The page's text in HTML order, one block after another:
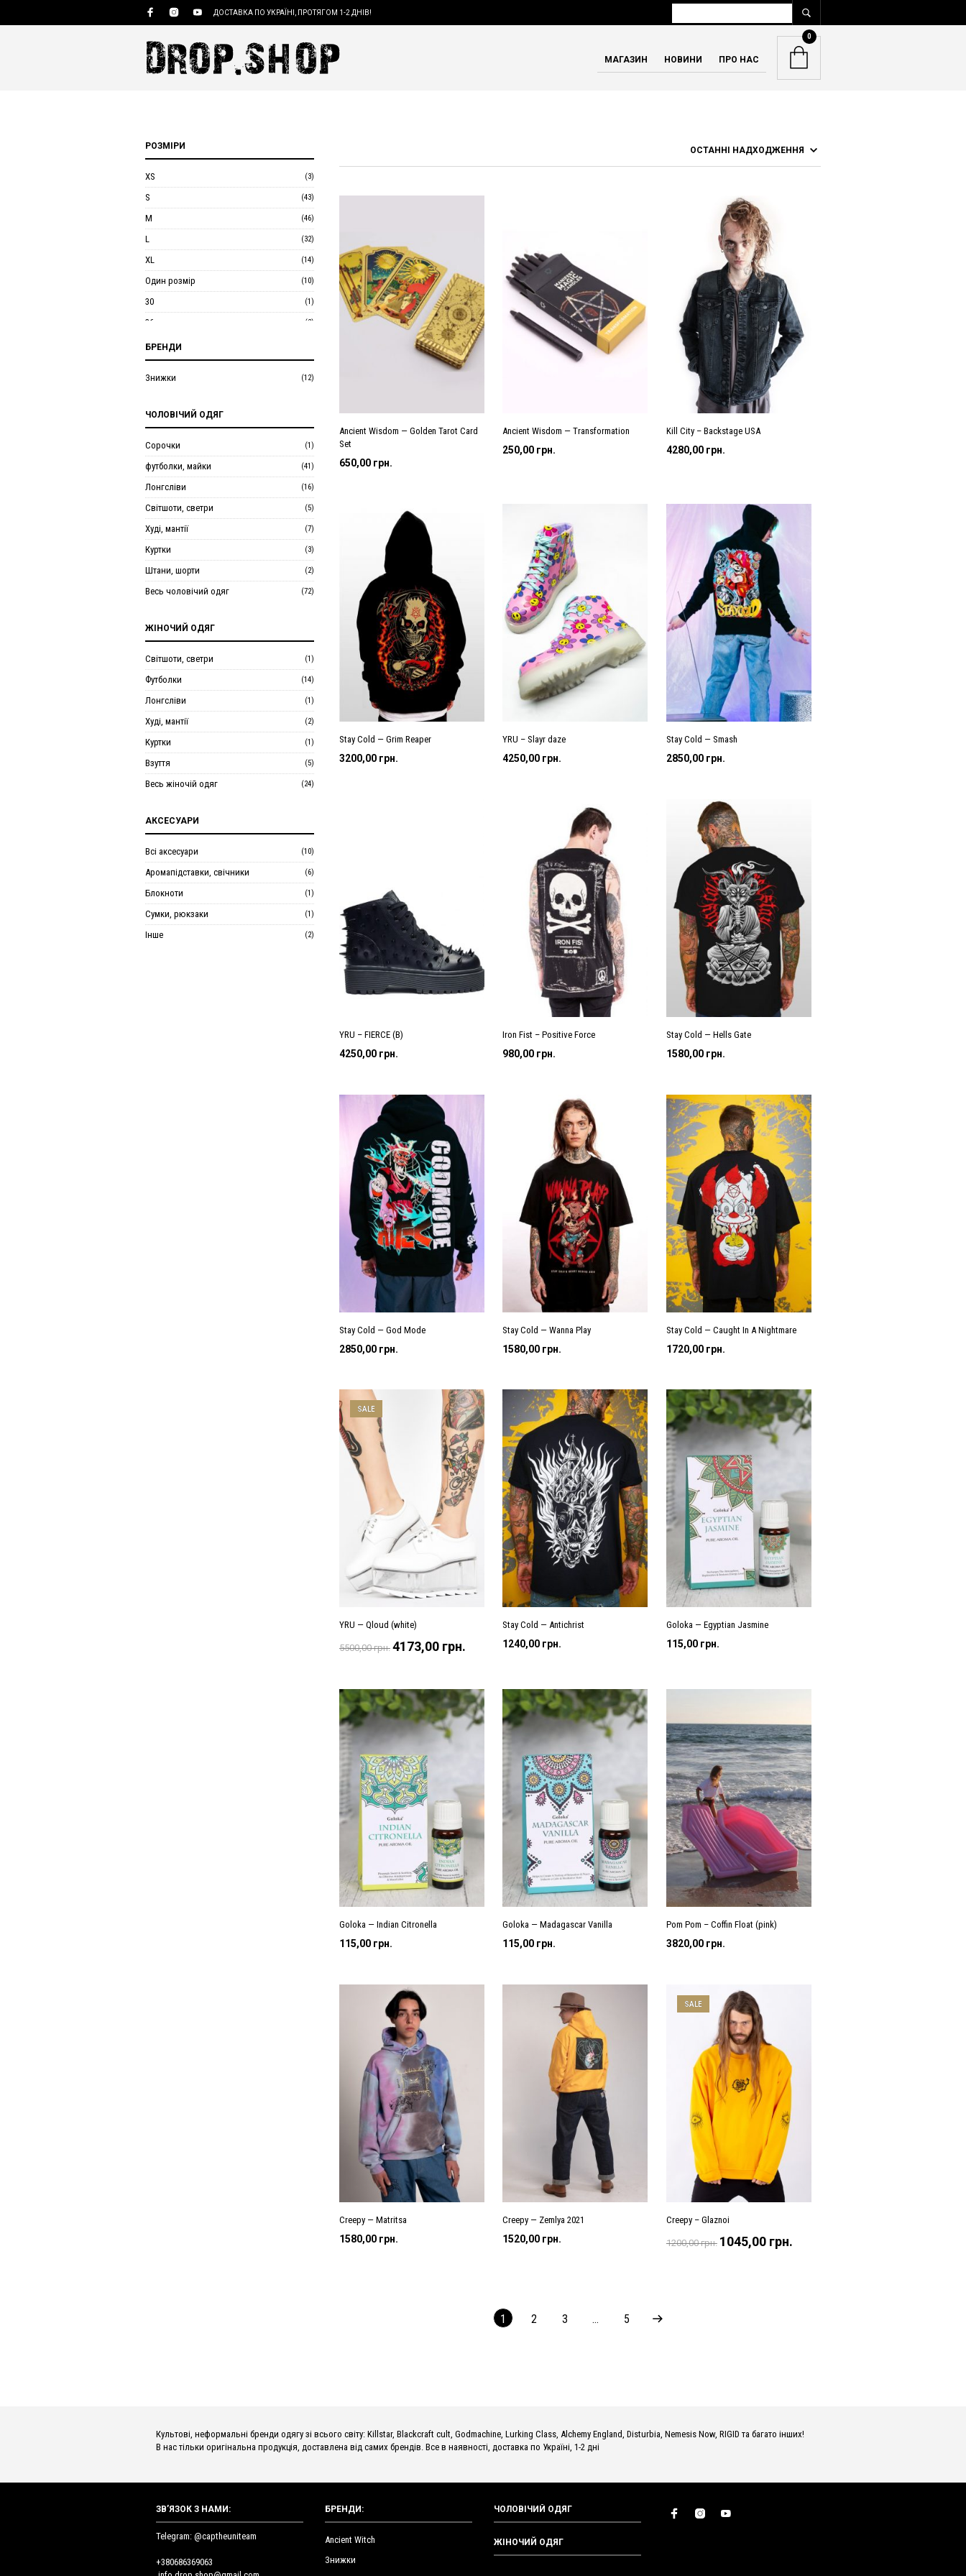
ДОСТАВКА ПО УКРАЇНІ, ПРОТЯГОМ 1-2 ДНІВ!
МАГАЗИН НОВИНИ ПРО НАС
0
РОЗМІРИ
XS (3)
S (43)
M (46)
L (32)
XL (14)
Один розмір (10)
30 (1)
36 (2)
36,5
37 (1)
(2)
40 (2)
БРЕНДИ
Знижки (12)
ЧОЛОВІЧИЙ ОДЯГ
Сорочки (1)
футболки, майки (41)
Лонгсліви (16)
Світшоти, светри (5)
Худі, мантії (7)
Куртки (3)
Штани, шорти (2)
Весь чоловічий одяг (72)
ЖІНОЧИЙ ОДЯГ
Світшоти, светри (1)
Футболки (14)
Лонгсліви (1)
Худі, мантії (2)
Куртки (1)
Взуття (5)
Весь жіночій одяг (24)
АКСЕСУАРИ
Всі аксесуари (10)
Аромапідставки, свічники (6)
Блокноти (1)
Сумки, рюкзаки (1)
Інше (2)
Ancient Wisdom — Golden Tarot Card
Set
650,00 грн.
Ancient Wisdom — Transformation
250,00 грн.
Kill City – Backstage USA
4280,00 грн.
Stay Cold — Grim Reaper
3200,00 грн.
YRU – Slayr daze
4250,00 грн.
Stay Cold — Smash
2850,00 грн.
YRU – FIERCE (B)
4250,00 грн.
Iron Fist – Positive Force
980,00 грн.
Stay Cold — Hells Gate
1580,00 грн.
Stay Cold — God Mode
2850,00 грн.
Stay Cold — Wanna Play
1580,00 грн.
Stay Cold — Caught In A Nightmare
1720,00 грн.
SALE
YRU — Qloud (white)
5500,00грн. Оригінальна
4173,00 грн. Поточна
Stay Cold — Antichrist
1240,00 грн.
Goloka — Egyptian Jasmine
115,00 грн.
Goloka — Indian Citronella
115,00 грн.
Goloka — Madagascar Vanilla
115,00 грн.
Pom Pom – Coffin Float (pink)
3820,00 грн.
Creepy — Matritsa
1580,00 грн.
Creepy — Zemlya 2021
1520,00 грн.
SALE
Creepy – Glaznoi
1200,00грн. Оригінальна
1045,00 грн.
1 2 3 … 5
Культові, неформальні бренди одягу зі всього світу: Killstar, Blackcraft cult, Godmachine, Lurking Class, Alchemy England, Disturbia, Nemesis Now, RIGID та багато інших!
В нас тільки оригінальна продукція, доставлена від самих брендів. Все в наявності, доставка по Україні, 1-2 дні
ЗВ’ЯЗОК З НАМИ:
Telegram: @captheuniteam
+380686369063
БРЕНДИ:
Ancient Witch
Знижки
ЧОЛОВІЧИЙ ОДЯГ
ЖІНОЧИЙ ОДЯГ